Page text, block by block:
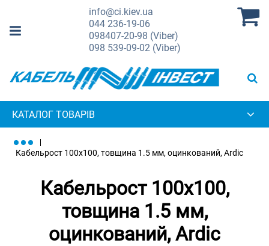
info@ci.kiev.ua
044236-19-06
098407-20-98 (Viber)
098 539-09-02 (Viber)
КАТАЛОГ ТОВАРІВ
Кабельрост 100х100, товщина 1.5 мм, оцинкований, Ardic
Кабельрост 100х100,
товщина 1.5 мм,
оцинкований, Ardic